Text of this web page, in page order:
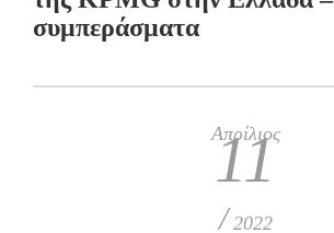
συμπεράσματα
Απρίλιος
11
/ 2022